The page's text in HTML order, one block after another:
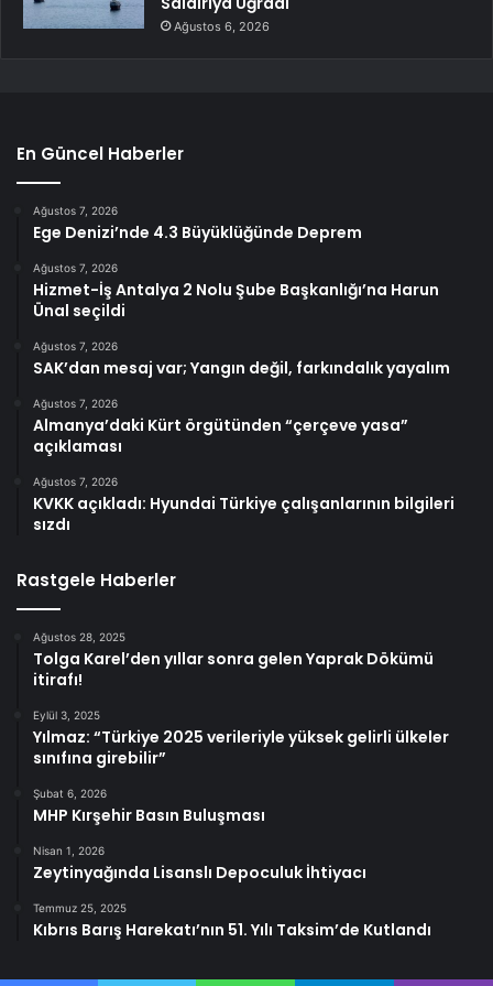
Ağustos 6, 2026
En Güncel Haberler
Ağustos 7, 2026
Ege Denizi’nde 4.3 Büyüklüğünde Deprem
Ağustos 7, 2026
Hizmet-İş Antalya 2 Nolu Şube Başkanlığı’na Harun
Ünal seçildi
Ağustos 7, 2026
SAK’dan mesaj var; Yangın değil, farkındalık yayalım
Ağustos 7, 2026
Almanya’daki Kürt örgütünden “çerçeve yasa”
açıklaması
Ağustos 7, 2026
KVKK açıkladı: Hyundai Türkiye çalışanlarının bilgileri
sızdı
Rastgele Haberler
Ağustos 28, 2025
Tolga Karel’den yıllar sonra gelen Yaprak Dökümü
itirafı!
Eylül 3, 2025
Yılmaz: “Türkiye 2025 verileriyle yüksek gelirli ülkeler
sınıfına girebilir”
Şubat 6, 2026
MHP Kırşehir Basın Buluşması
Nisan 1, 2026
Zeytinyağında Lisanslı Depoculuk İhtiyacı
Temmuz 25, 2025
Kıbrıs Barış Harekatı’nın 51. Yılı Taksim’de Kutlandı